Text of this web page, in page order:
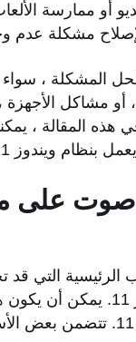
أو ممارسة
مشكلة عدم
المشكلة ،
مشاكل الأجهزة
هذه المقالة ،
بنظام ويندوز 11.
صوت
الرئيسية
الكمبيوتر الذي يعمل